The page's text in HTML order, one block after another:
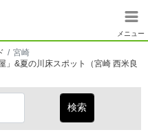
メニュー
宮崎
」&夏の川床スポット（宮崎 西米良